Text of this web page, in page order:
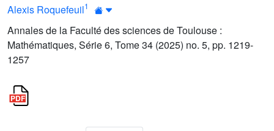
Alexis Roquefeuil1
Annales de la Faculté des sciences de Toulouse :
Mathématiques, Série 6, Tome 34 (2025) no. 5, pp. 1219-
1257